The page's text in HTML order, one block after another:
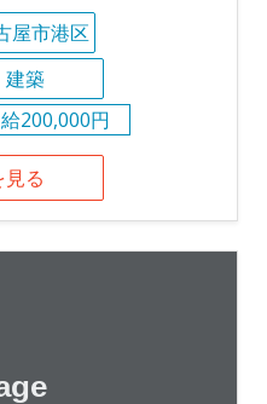
屋市港区
建築
200,000円
る